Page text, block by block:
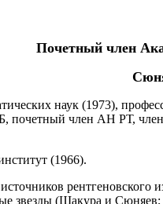
Почетный член
наук (1973),
член АН РТ,
(1966).
рентгеновского
звезды (Шакура и